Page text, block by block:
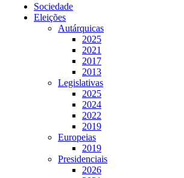
Sociedade
Eleições
Autárquicas
2025
2021
2017
2013
Legislativas
2025
2024
2022
2019
Europeias
2019
Presidenciais
2026